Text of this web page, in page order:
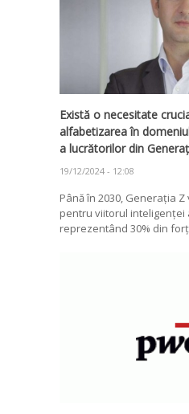
Există o necesitate
alfabetizarea în
a lucrătorilor din
19/12/2024 - 12:08
Până în 2030, Generația
pentru viitorul inteligenței
reprezentând 30% din